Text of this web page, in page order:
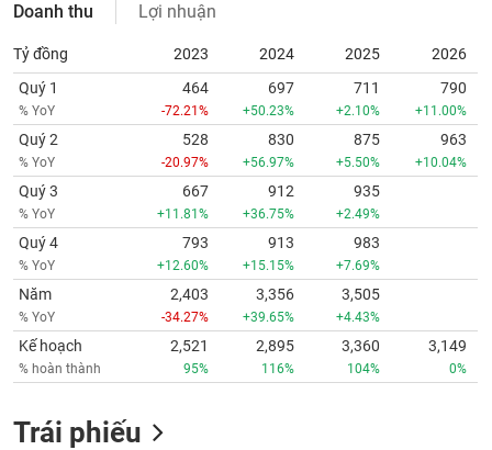
Doanh thu Lợi nhuận
Tỷ đồng 2023 2024 2025
2026
Quý 1
% YoY
464
-72.21%
697
+50.23%
711
+2.10%
790
+11.00%
Quý 2
% YoY
528
-20.97%
830
+56.97%
875
+5.50%
963
+10.04%
Quý 3
% YoY
667
+11.81%
912
+36.75%
935
+2.49%
Quý 4
% YoY
793
+12.60%
913
+15.15%
983
+7.69%
Năm
% YoY
2,403
-34.27%
3,356
+39.65%
3,505
+4.43%
Kế hoạch
% hoàn thành
2,521
95%
2,895
116%
3,360
104%
3,149
0%
Trái phiếu